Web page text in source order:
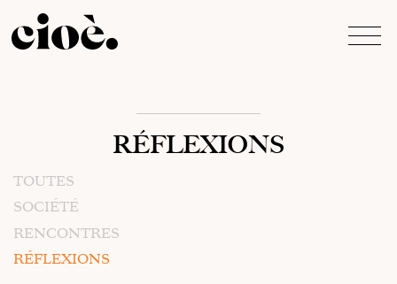
RÉFLEXIONS
TOUTES
SOCIÉTÉ
RENCONTRES
RÉFLEXIONS